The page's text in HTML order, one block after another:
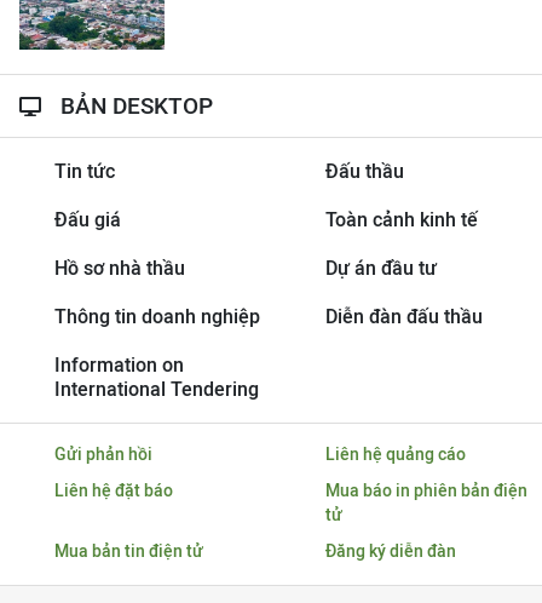
BẢN DESKTOP
Tin tức Đấu thầu
Đấu giá Toàn cảnh kinh tế
Hồ sơ nhà thầu Dự án đầu tư
Thông tin doanh nghiệp Diễn đàn đấu thầu
Information on
International Tendering
Gửi phản hồi
Liên hệ quảng cáo
Liên hệ đặt báo
Mua báo in phiên bản điện
tử
Mua bản tin điện tử
Đăng ký diễn đàn